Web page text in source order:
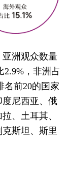
亚洲观众数量
2.9%，非洲占
名前20的国家
尼西亚、俄
、土耳其、
斯坦、斯里